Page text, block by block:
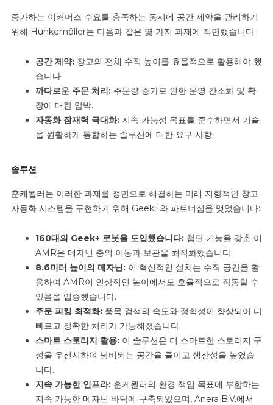
증가하는 이커머스 수요를 충족하는 동시에 공간 제약을 관리하기
위해 Hunkemöller는 다음과 같은 몇 가지 과제에 직면했습니다:
공간 제약: 창고의 전체 수직 높이를 효율적으로 활용해야 했
습니다.
까다로운 주문 처리: 주문량 증가로 인한 운영 간소화 및 확
장에 대한 압박.
자동화 잠재력 극대화: 지속 가능성 목표를 준수하면서 기술
을 원활하게 통합하는 솔루션에 대한 요구 사항.
솔루션
훈케묄러는 이러한 과제를 정면으로 해결하는 미래 지향적인 창고
자동화 시스템을 구현하기 위해 Geek+와 파트너십을 맺었습니다:
160대의 Geek+ 로봇을 도입했습니다: 첨단 기능을 갖춘 이
AMR은 메자닌 층의 이동과 보관을 최적화했습니다.
8.6미터 높이의 메자닌: 이 혁신적인 설치는 수직 공간을 활
용하여 AMR이 인상적인 높이에서도 효율적으로 작동할 수
있음을 입증했습니다.
주문 피킹 최적화: 품목 검색의 속도와 정확성이 향상되어 더
빠르고 정확한 처리가 가능해졌습니다.
스마트 스토리지 활용: 이 솔루션은 더 스마트한 스토리지 구
성을 우선시하여 낭비되는 공간을 줄이고 생산성을 높였습
니다.
지속 가능한 인프라: 훈케묄러의 환경 책임 목표에 부합하는
지속 가능한 메자닌 바닥에 구축되었으며, Anera B.V.에서